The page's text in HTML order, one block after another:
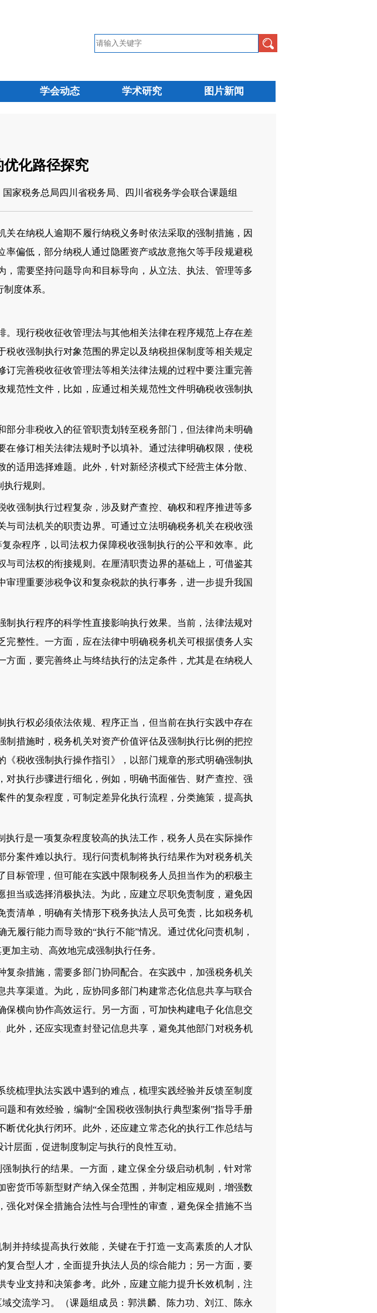
学会动态 学术研究 图片新闻
化路径探究
国家税务总局四川省税务局、四川省税务学会联合课题组
在纳税人逾期不履行纳税义务时依法采取的强制措施，因
偏低，部分纳税人通过隐匿资产或故意拖欠等手段规避税
需要坚持问题导向和目标导向，从立法、执法、管理等多
度体系。
现行税收征收管理法与其他相关法律在程序规范上存在差
收强制执行对象范围的界定以及纳税担保制度等相关规定
完善税收征收管理法等相关法律法规的过程中要注重完善
范性文件，比如，应通过相关规范性文件明确税收强制执
分非税收入的征管职责划转至税务部门，但法律尚未明确
修订相关法律法规时予以填补。通过法律明确权限，使税
适用选择难题。此外，针对新经济模式下经营主体分散、
行规则。
强制执行过程复杂，涉及财产查控、确权和程序推进等多
司法机关的职责边界。可通过立法明确税务机关在税收强
杂程序，以司法权力保障税收强制执行的公平和效率。此
司法权的衔接规则。在厘清职责边界的基础上，可借鉴其
理重要涉税争议和复杂税款的执行事务，进一步提升我国
执行程序的科学性直接影响执行效果。当前，法律法规对
整性。一方面，应在法律中明确税务机关可根据债务人实
面，要完善终止与终结执行的法定条件，尤其是在纳税人
行权必须依法依规、程序正当，但当前在执行实践中存在
措施时，税务机关对资产价值评估及强制执行比例的把控
税收强制执行操作指引》，以部门规章的形式明确强制执
执行步骤进行细化，例如，明确书面催告、财产查控、强
的复杂程度，可制定差异化执行流程，分类施策，提高执
行是一项复杂程度较高的执法工作，税务人员在实际操作
案件难以执行。现行问责机制将执行结果作为对税务机关
标管理，但可能在实践中限制税务人员担当作为的积极主
当或选择消极执法。为此，应建立尽职免责制度，避免因
清单，明确有关情形下税务执法人员可免责，比如税务机
履行能力而导致的“执行不能”情况。通过优化问责机制，
加主动、高效地完成强制执行任务。
杂措施，需要多部门协同配合。在实践中，加强税务机关
享渠道。为此，应协同多部门构建常态化信息共享与联合
横向协作高效运行。另一方面，可加快构建电子化信息交
外，还应实现查封登记信息共享，避免其他部门对税务机
理执法实践中遇到的难点，梳理实践经验并反馈至制度
和有效经验，编制“全国税收强制执行典型案例”指导手册
优化执行闭环。此外，还应建立常态化的执行工作总结与
层面，促进制度制定与执行的良性互动。
执行的结果。一方面，建立保全分级启动机制，针对常
货币等新型财产纳入保全范围，并制定相应规则，增强数
化对保全措施合法性与合理性的审查，避免保全措施不当
持续提高执行效能，关键在于打造一支高素质的人才队
合型人才，全面提升执法人员的综合能力；另一方面，要
业支持和决策参考。此外，应建立能力提升长效机制，注
交流学习。（课题组成员：郭洪麟、陈力功、刘江、陈永